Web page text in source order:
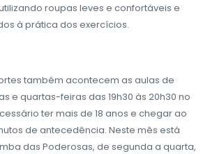
roupas leves e confortáveis e
à prática dos exercícios.
também acontecem as aulas de
e quartas-feiras das 19h30 às 20h30 no
ter mais de 18 anos e chegar ao
de antecedência. Neste mês está
das Poderosas, de segunda a quarta,